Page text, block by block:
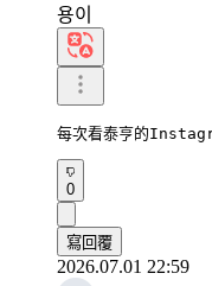
용이
每次看泰亨的
0
寫回覆
2026.07.01 22:59